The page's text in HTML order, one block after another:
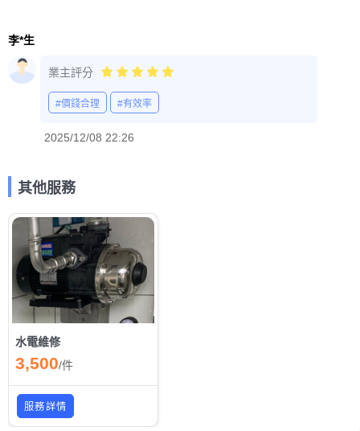
李*生
業主評分
#價錢合理 #有效率
2025/12/08 22:26
其他服務
水電維修
3,500/件
服務詳情